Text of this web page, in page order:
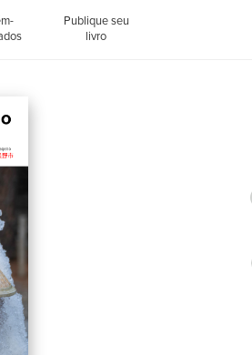
Publique seu
livro